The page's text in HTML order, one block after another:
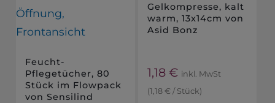
Feucht-
Pflegetücher, 80
Stück im Flowpack
von Sensilind
Gelkompresse, kalt
warm, 13x14cm von
Asid Bonz
1,18 € inkl. MwSt
(1,18 €/ Stück)